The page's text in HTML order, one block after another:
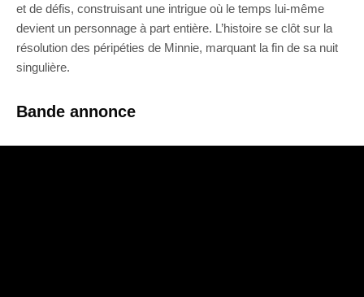
et de défis, construisant une intrigue où le temps lui-même
devient un personnage à part entière. L’histoire se clôt sur la
résolution des péripéties de Minnie, marquant la fin de sa nuit
singulière.
Bande annonce